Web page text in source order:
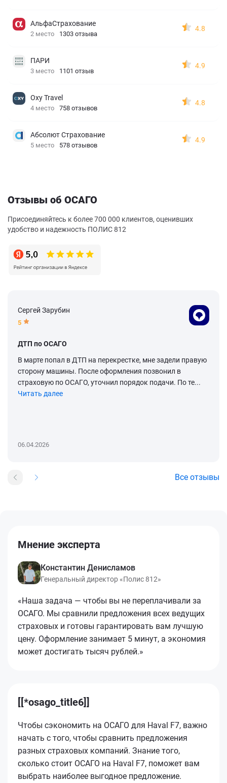
АльфаСтрахование
2 место 1303 отзыва
4.8
ПАРИ
3 место 1101 отзыв
4.9
Oxy Travel
4 место 758 отзывов
4.8
Абсолют Страхование
5 место 578 отзывов
4.9
Отзывы об ОСАГО
Присоединяйтесь к более 700 000 клиентов, оценивших
удобство и надежность ПОЛИС 812
Сергей Зарубин
5
ДТП по ОСАГО
В марте попал в ДТП на перекрестке, мне задели правую
сторону машины. После оформления позвонил в
страховую по ОСАГО, уточнил порядок подачи. По те...
Читать далее
06.04.2026
Все отзывы
Мнение эксперта
Константин Денисламов
Генеральный директор «Полис 812»
«Наша задача — чтобы вы не переплачивали за
ОСАГО. Мы сравнили предложения всех ведущих
страховых и готовы гарантировать вам лучшую
цену. Оформление занимает 5 минут, а экономия
может достигать тысяч рублей.»
[[*osago_title6]]
Чтобы сэкономить на ОСАГО для Haval F7, важно
начать с того, чтобы сравнить предложения
разных страховых компаний. Знание того,
сколько стоит ОСАГО на Haval F7, поможет вам
выбрать наиболее выгодное предложение.